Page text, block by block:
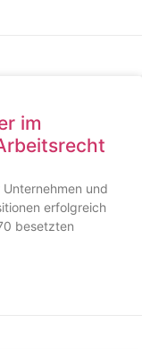
im
und
erfolgreich
besetzten